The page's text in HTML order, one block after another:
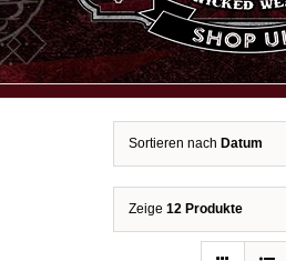
Sortieren nach Datum
Zeige 12 Produkte